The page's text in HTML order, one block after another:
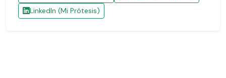
LinkedIn (Mi Prótesis)